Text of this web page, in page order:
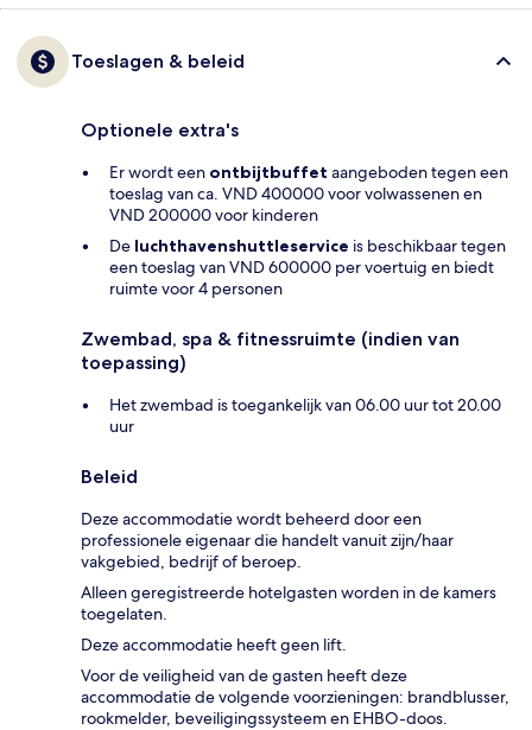
Toeslagen & beleid
Optionele extra's
Er wordt een ontbijtbuffet aangeboden tegen een
toeslag van ca. VND 400000 voor volwassenen en
VND 200000 voor kinderen
De luchthavenshuttleservice is beschikbaar tegen
een toeslag van VND 600000 per voertuig en biedt
ruimte voor 4 personen
Zwembad, spa & fitnessruimte (indien van
toepassing)
Het zwembad is toegankelijk van 06.00 uur tot 20.00
uur
Beleid
Deze accommodatie wordt beheerd door een
professionele eigenaar die handelt vanuit zijn/haar
vakgebied, bedrijf of beroep.
Alleen geregistreerde hotelgasten worden in de kamers
toegelaten.
Deze accommodatie heeft geen lift.
Voor de veiligheid van de gasten heeft deze
accommodatie de volgende voorzieningen: brandblusser,
rookmelder, beveiligingssysteem en EHBO-doos.